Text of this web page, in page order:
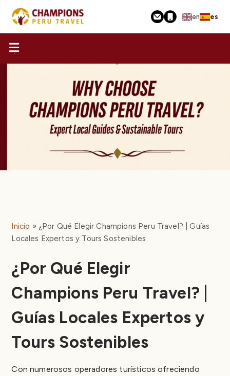
Pasar
contenido
principal
en es
Inicio
¿Por Qué Elegir Champions Peru Travel? | Guías
Locales Expertos y Tours Sostenibles
¿Por Qué Elegir
Champions Peru Travel? |
Guías Locales Expertos y
Tours Sostenibles
Con numerosos operadores turísticos ofreciendo